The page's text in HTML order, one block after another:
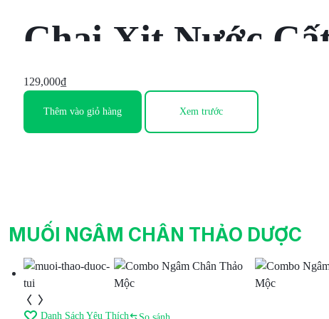
Chai Xịt Nước
129,000₫
Thêm vào giỏ hàng Xem trước
MUỐI NGÂM CHÂN THẢO DƯỢC
Danh Sách Yêu Thích